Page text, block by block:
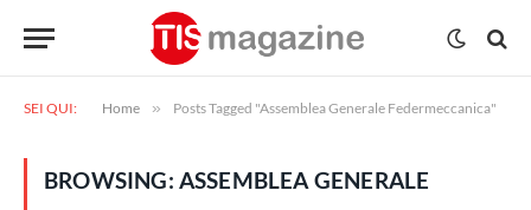
SEI QUI: Home » Posts Tagged "Assemblea Generale Federmeccanica"
BROWSING: ASSEMBLEA GENERALE